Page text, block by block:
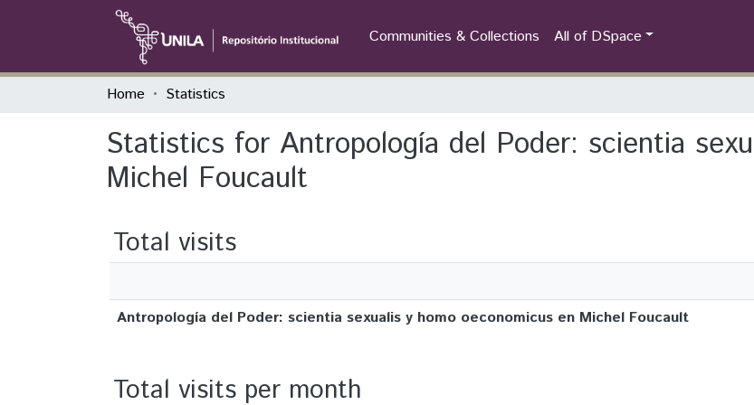
Communities & Collections All of DSpace
Home Statistics
Statistics for Antropología del Poder: scientia
Michel Foucault
Total visits
Antropología del Poder: scientia sexualis y homo oeconomicus en Michel Foucault
Total visits per month